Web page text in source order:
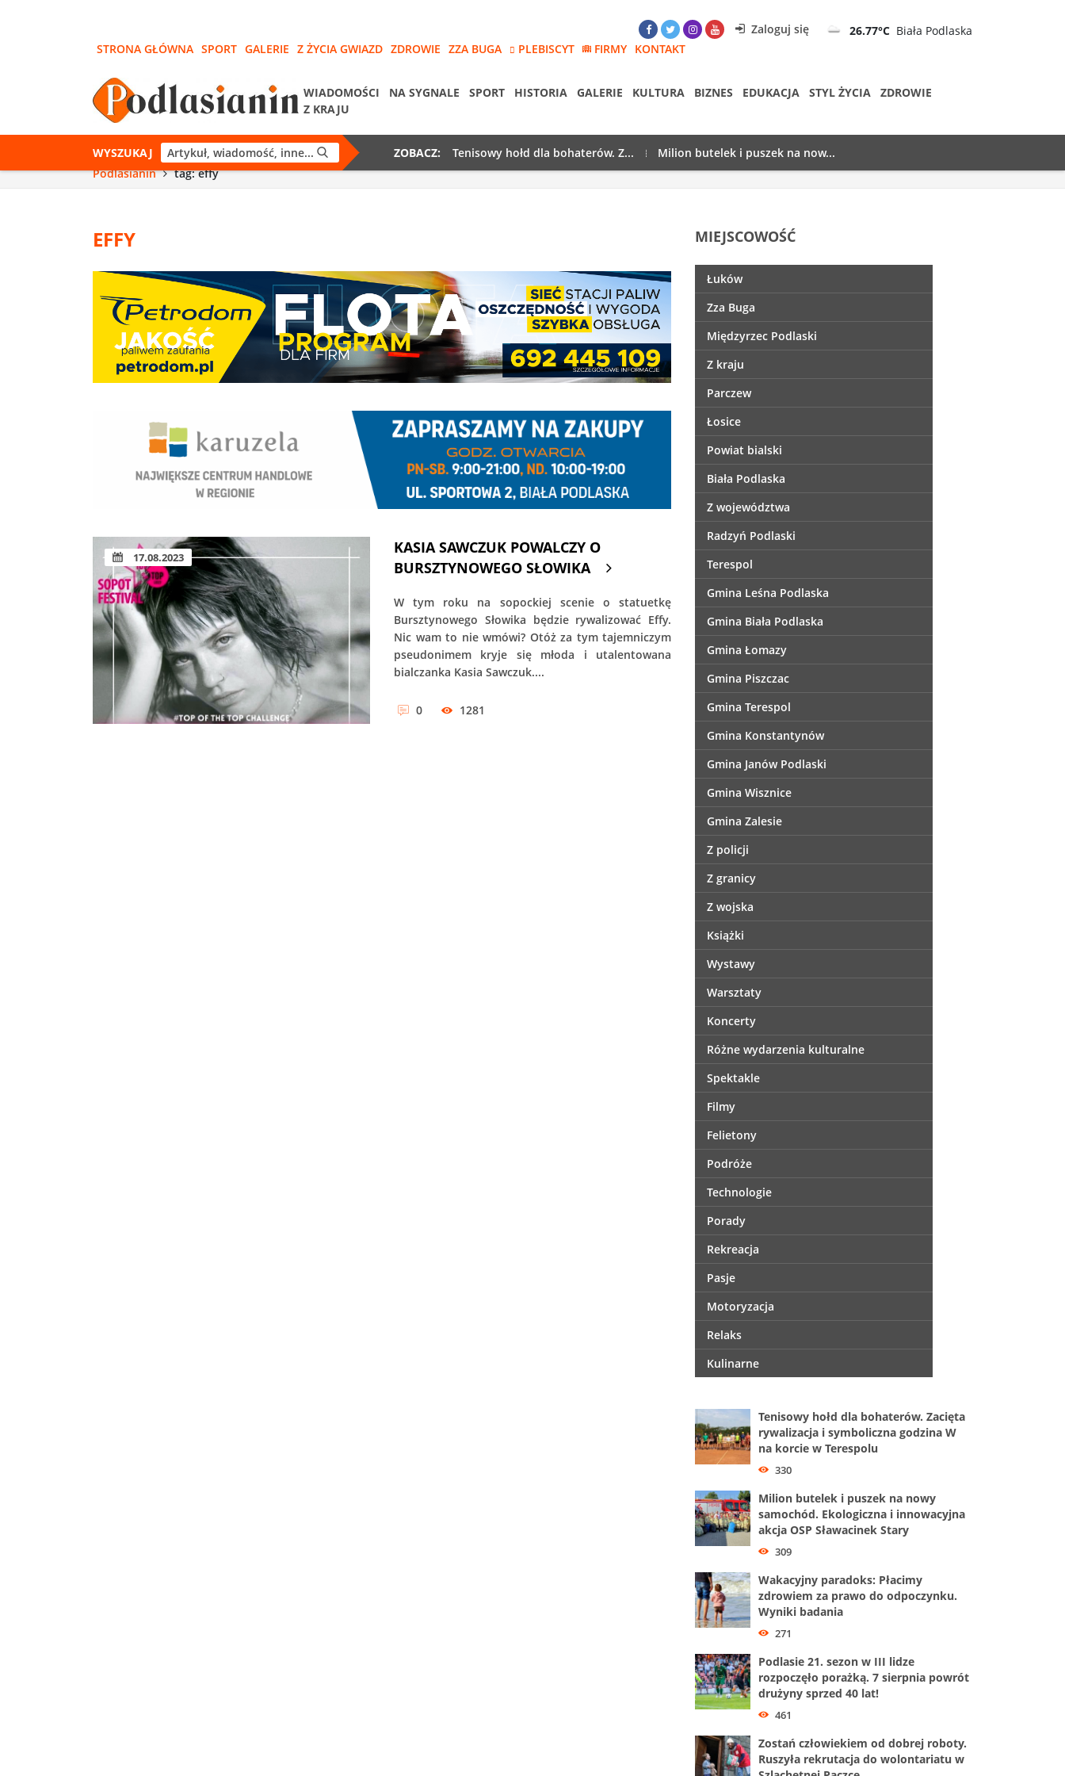
Zaloguj się 26.77°C Biała Podlaska
STRONA GŁÓWNA SPORT GALERIE Z ŻYCIA GWIAZD ZDROWIE ZZA BUGA PLEBISCYT FIRMY KONTAKT
WIADOMOŚCI NA SYGNALE SPORT HISTORIA GALERIE KULTURA BIZNES EDUKACJA STYL ŻYCIA
ZDROWIE
Z KRAJU
WYSZUKAJ ZOBACZ: Tenisowy hołd dla bohaterów. Z...
Milion butelek i puszek na now...
Podlasianin
tag: effy
EFFY
17.08.2023
KASIA SAWCZUK POWALCZY O
BURSZTYNOWEGO SŁOWIKA
W tym roku na sopockiej scenie o statuetkę
Bursztynowego Słowika będzie rywalizować Effy.
Nic wam to nie wmówi? Otóż za tym tajemniczym
pseudonimem kryje się młoda i utalentowana
bialczanka Kasia Sawczuk....
0 1281
MIEJSCOWOŚĆ
Łuków
Zza Buga
Międzyrzec Podlaski
Z kraju
Parczew
Łosice
Powiat bialski
Biała Podlaska
Z województwa
Radzyń Podlaski
Terespol
Gmina Leśna Podlaska
Gmina Biała Podlaska
Gmina Łomazy
Gmina Piszczac
Gmina Terespol
Gmina Konstantynów
Gmina Janów Podlaski
Gmina Wisznice
Gmina Zalesie
Z policji
Z granicy
Z wojska
Książki
Wystawy
Warsztaty
Koncerty
Różne wydarzenia kulturalne
Spektakle
Filmy
Felietony
Podróże
Technologie
Porady
Rekreacja
Pasje
Motoryzacja
Relaks
Kulinarne
Tenisowy hołd dla bohaterów. Zacięta
rywalizacja i symboliczna godzina W
na korcie w Terespolu
330
Milion butelek i puszek na nowy
samochód. Ekologiczna i innowacyjna
akcja OSP Sławacinek Stary
309
Wakacyjny paradoks: Płacimy
zdrowiem za prawo do odpoczynku.
Wyniki badania
271
Podlasie 21. sezon w III lidze
rozpoczęło porażką. 7 sierpnia powrót
drużyny sprzed 40 lat!
461
Zostań człowiekiem od dobrej roboty.
Ruszyła rekrutacja do wolontariatu w